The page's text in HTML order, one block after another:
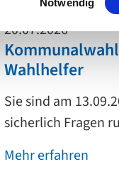
20.07.2026
Wahlhelfer
Sie sind am
sicherlich Fragen
Mehr erfahren